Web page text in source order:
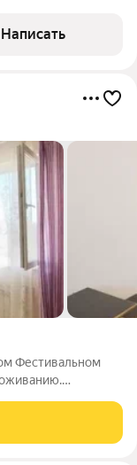
Двор без
Написать
Фестивальном